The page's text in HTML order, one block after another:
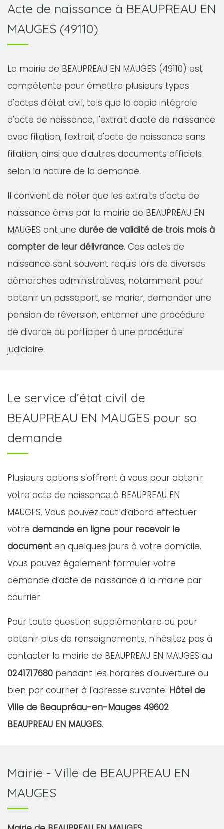
Acte de naissance à BEAUPREAU EN
MAUGES (49110)
La mairie de BEAUPREAU EN MAUGES (49110) est
compétente pour émettre plusieurs types
d'actes d'état civil, tels que la copie intégrale
d'acte de naissance, l'extrait d'acte de naissance
avec filiation, l'extrait d'acte de naissance sans
filiation, ainsi que d'autres documents officiels
selon la nature de la demande.
Il convient de noter que les extraits d'acte de
naissance émis par la mairie de BEAUPREAU EN
MAUGES ont une durée de validité de trois mois à
compter de leur délivrance. Ces actes de
naissance sont souvent requis lors de diverses
démarches administratives, notamment pour
obtenir un passeport, se marier, demander une
pension de réversion, entamer une procédure
de divorce ou participer à une procédure
judiciaire.
Le service d’état civil de
BEAUPREAU EN MAUGES pour sa
demande
Plusieurs options s’offrent à vous pour obtenir
votre acte de naissance à BEAUPREAU EN
MAUGES. Vous pouvez tout d’abord effectuer
votre demande en ligne pour recevoir le
document en quelques jours à votre domicile.
Vous pouvez également formuler votre
demande d’acte de naissance à la mairie par
courrier.
Pour toute question supplémentaire ou pour
obtenir plus de renseignements, n'hésitez pas à
contacter la mairie de BEAUPREAU EN MAUGES au
0241717680 pendant les horaires d'ouverture ou
bien par courrier à l'adresse suivante: Hôtel de
Ville de Beaupréau-en-Mauges 49602
BEAUPREAU EN MAUGES.
Mairie - Ville de BEAUPREAU EN
MAUGES